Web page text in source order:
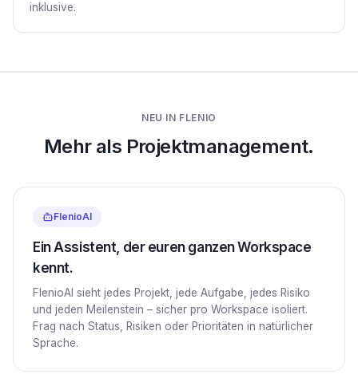
inklusive.
NEU IN FLENIO
Mehr als Projektmanagement.
FlenioAI
Ein Assistent, der euren ganzen Workspace
kennt.
FlenioAI sieht jedes Projekt, jede Aufgabe, jedes Risiko
und jeden Meilenstein – sicher pro Workspace isoliert.
Frag nach Status, Risiken oder Prioritäten in natürlicher
Sprache.